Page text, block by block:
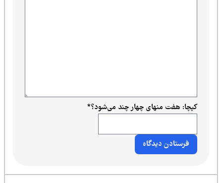
کپچا: هفت منهای چهار چند می‌شود؟*